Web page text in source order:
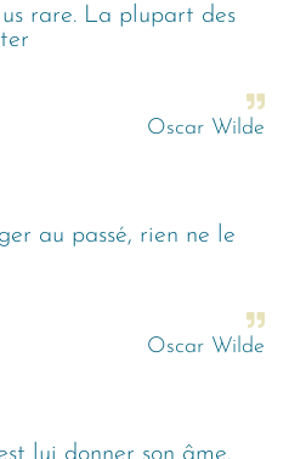
rare. La plupart des
Oscar Wilde
au passé, rien ne le
Oscar Wilde